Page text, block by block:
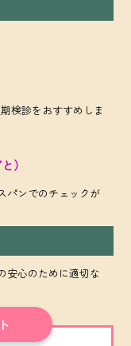
検診をおすすめしま
）
パンでのチェックが
安心のために適切な